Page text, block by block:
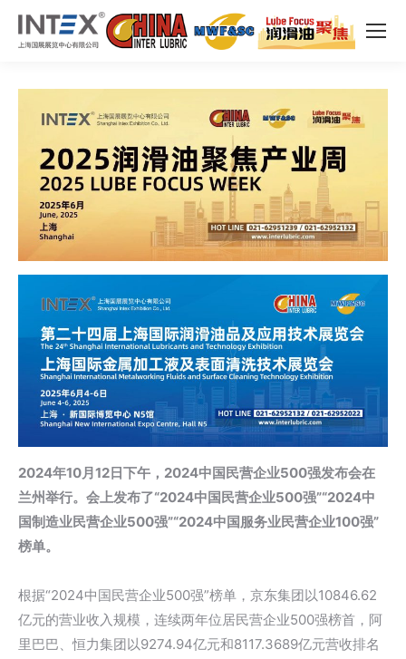
2024年10月12日下午，2024中国民营企业500强发布会在
兰州举行。会上发布了“2024中国民营企业500强”“2024中
国制造业民营企业500强”“2024中国服务业民营企业100强”
榜单。
根据“2024中国民营企业500强”榜单，京东集团以10846.62
亿元的营业收入规模，连续两年位居民营企业500强榜首，阿
里巴巴、恒力集团以9274.94亿元和8117.3689亿元营收排名